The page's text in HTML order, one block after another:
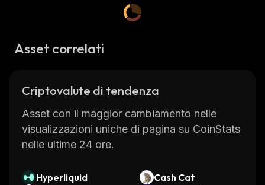
Asset correlati
Criptovalute di tendenza
Asset con il maggior cambiamento nelle
visualizzazioni uniche di pagina su CoinStats
nelle ultime 24 ore.
Hyperliquid
Cash Cat